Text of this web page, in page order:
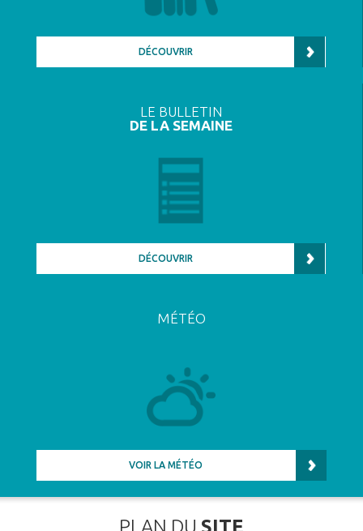
DÉCOUVRIR
LE BULLETIN
DE LA SEMAINE
DÉCOUVRIR
MÉTÉO
VOIR LA MÉTÉO
PLAN DU SITE